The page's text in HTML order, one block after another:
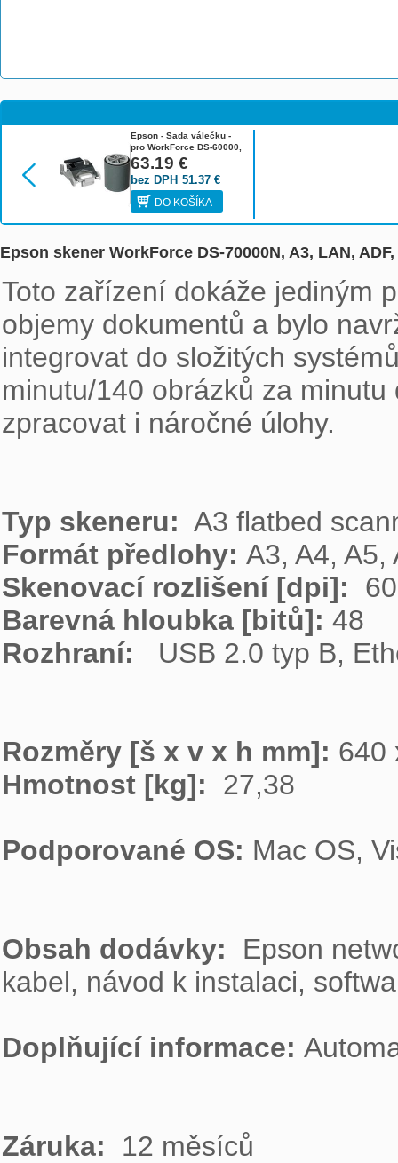
Epson - Sada válečku -
pro WorkForce DS-60000,
DS-60000N, DS-70000, DS-
70000N B12B813501
63.19 €
51.37 €
bez DPH
DO KOŠÍKA
Epson skener WorkForce DS-70000N, A3, LAN,
Toto zařízení dokáže jediným
objemy dokumentů a bylo
integrovat do složitých
minutu/140 obrázků za
zpracovat i náročné úlohy.
Typ skeneru:
Formát předlohy:
Skenovací rozlišení [dpi]:
Barevná hloubka [bitů]:
Rozhraní:
USB 2.0 typ B,
Rozměry [š x v x h mm]:
Hmotnost [kg]:
27,38
Podporované OS: Mac OS,
Obsah dodávky: Epson
kabel, návod k instalaci,
Doplňující informace:
Záruka: 12 měsíců